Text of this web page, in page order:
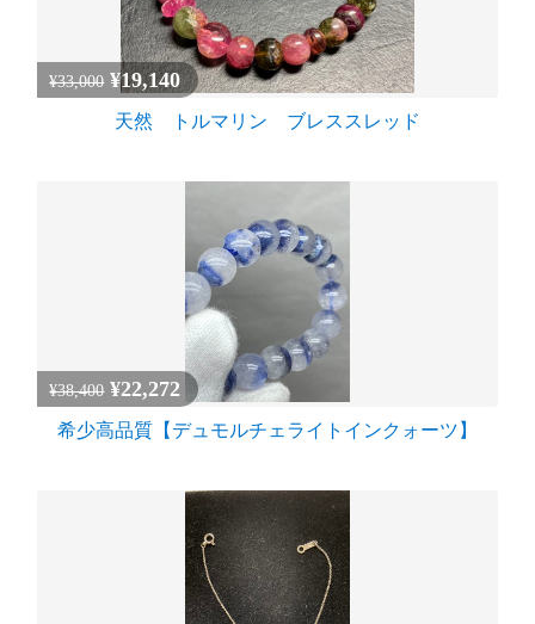
¥33,000 ¥19,140
天然 トルマリン ブレススレッド
¥38,400 ¥22,272
希少高品質【デュモルチェライトインクォーツ】